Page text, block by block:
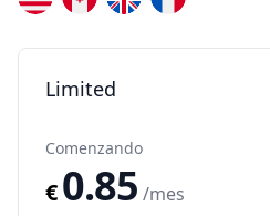
Limited
Comenzando
€ 0.85 /mes